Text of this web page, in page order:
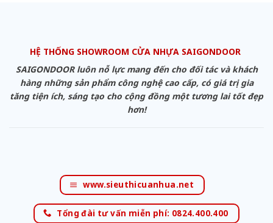
HỆ THỐNG SHOWROOM CỬA NHỰA SAIGONDOOR
SAIGONDOOR luôn nỗ lực mang đến cho đối tác và khách
hàng những sản phẩm công nghệ cao cấp, có giá trị gia
tăng tiện ích, sáng tạo cho cộng đồng một tương lai tốt đẹp
hơn!
www.sieuthicuanhua.net
Tổng đài tư vấn miễn phí: 0824.400.400